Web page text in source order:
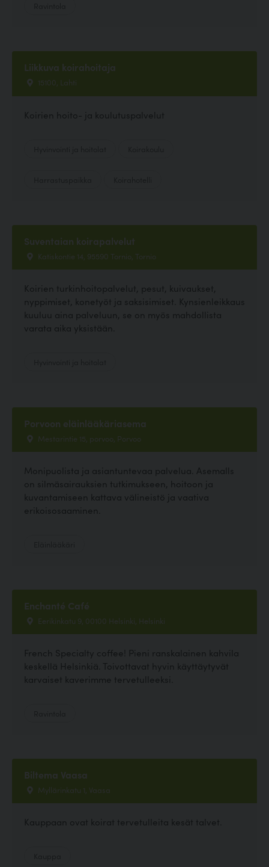
Liikkuva koirahoitaja
15100, Lahti
Koirien hoito- ja koulutuspalvelut
Suventaian koirapalvelut
Katiskontie 14, 95590 Tornio, Tornio
Koirien turkinhoitopalvelut, pesut, kuivaukset,
nyppimiset, konetyöt ja saksisimiset. Kynsienleikkaus
kuuluu aina palveluun, se on myös mahdollista
varata aika yksistään.
Porvoon eläinlääkäriasema
Mestarintie 15, porvoo, Porvoo
Monipuolista ja asiantuntevaa palvelua. Asemalls
on silmäsairauksien tutkimukseen, hoitoon ja
kuvantamiseen kattava välineistö ja vaativa
erikoisosaaminen.
Enchanté Café
Eerikinkatu 9, 00100 Helsinki, Helsinki
French Specialty coffee! Pieni ranskalainen kahvila
keskellä Helsinkiä. Toivottavat hyvin käyttäytyvät
karvaiset kaverimme tervetulleeksi.
Biltema Vaasa
Myllärinkatu 1, Vaasa
Kauppaan ovat koirat tervetulleita kesät talvet.